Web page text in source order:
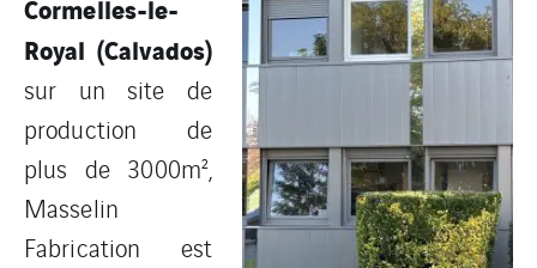
Cormelles-le-
Royal (Calvados)
sur un site de
production de
plus de 3000m²,
Masselin
Fabrication est